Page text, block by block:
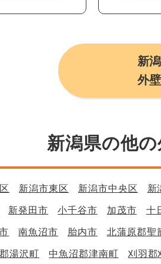
新
外
新潟県の他
新潟市東区 新潟市中央区 新
新発田市 小千谷市 加茂市 十
南魚沼市 胎内市 北蒲原郡聖
湯沢町 中魚沼郡津南町 刈羽郡